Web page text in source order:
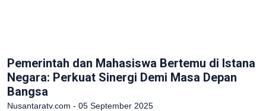
Pemerintah dan Mahasiswa Bertemu di Istana
Negara: Perkuat Sinergi Demi Masa Depan
Bangsa
Nusantaratv.com - 05 September 2025